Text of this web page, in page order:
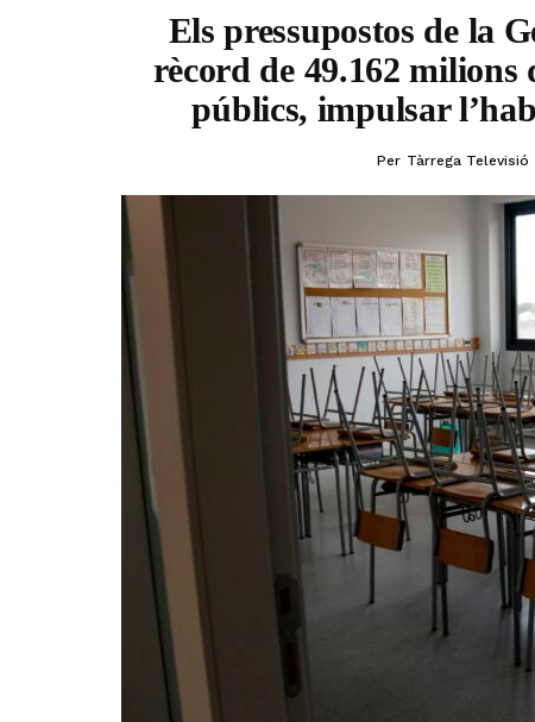
Els pressupostos de la
rècord de 49.162 milions
públics, impulsar
Per Tàrrega Televisió